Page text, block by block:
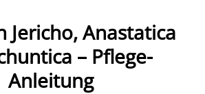
Jericho, Anastatica
– Pflege-
Anleitung